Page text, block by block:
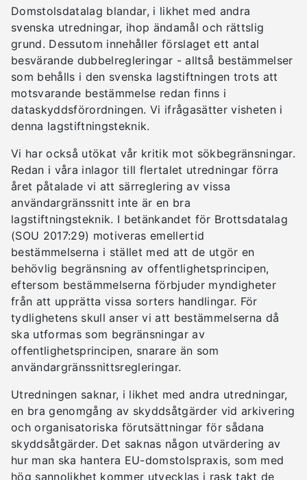
Domstolsdatalag blandar, i likhet med andra
svenska utredningar, ihop ändamål och rättslig
grund. Dessutom innehåller förslaget ett antal
besvärande dubbelregleringar - alltså bestämmelser
som behålls i den svenska lagstiftningen trots att
motsvarande bestämmelse redan finns i
dataskyddsförordningen. Vi ifrågasätter visheten i
denna lagstiftningsteknik.
Vi har också utökat vår kritik mot sökbegränsningar.
Redan i våra inlagor till flertalet utredningar förra
året påtalade vi att särreglering av vissa
användargränssnitt inte är en bra
lagstiftningsteknik. I betänkandet för Brottsdatalag
(SOU 2017:29) motiveras emellertid
bestämmelserna i stället med att de utgör en
behövlig begränsning av offentlighetsprincipen,
eftersom bestämmelserna förbjuder myndigheter
från att upprätta vissa sorters handlingar. För
tydlighetens skull anser vi att bestämmelserna då
ska utformas som begränsningar av
offentlighetsprincipen, snarare än som
användargränssnittsregleringar.
Utredningen saknar, i likhet med andra utredningar,
en bra genomgång av skyddsåtgärder vid arkivering
och organisatoriska förutsättningar för sådana
skyddsåtgärder. Det saknas någon utvärdering av
hur man ska hantera EU-domstolspraxis, som med
hög sannolikhet kommer utvecklas i rask takt de